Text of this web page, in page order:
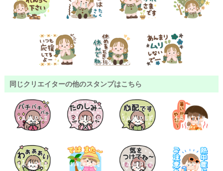
同じクリエイターの他のスタンプはこちら